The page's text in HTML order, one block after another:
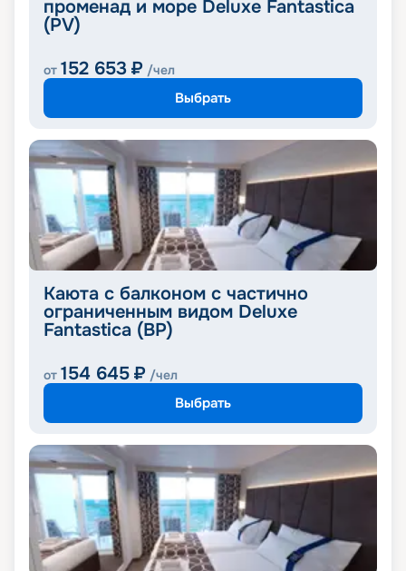
променад и море Deluxe Fantastica
(PV)
от 152 653 ₽ /чел
Выбрать
Каюта с балконом с частично
ограниченным видом Deluxe
Fantastica (BP)
от 154 645 ₽ /чел
Выбрать